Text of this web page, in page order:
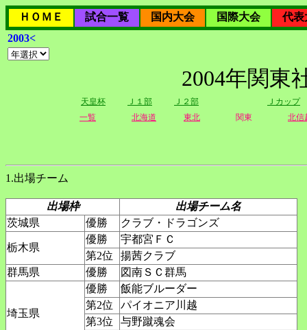
ＨＯＭＥ 試合一覧 国内大会 国際大会
代表
2003<
2004年関東
天皇杯 Ｊ１部 Ｊ２部
Ｊカップ
一覧
北海道 東北 関東 北信
1.出場チーム
出場枠
出場チーム名
茨城県
優勝 クラブ・ドラゴンズ
栃木県
優勝
宇都宮ＦＣ
第2位
揚茜クラブ
群馬県
優勝 図南ＳＣ群馬
埼玉県
優勝
飯能ブルーダー
第2位
パイオニア川越
第3位
与野蹴魂会